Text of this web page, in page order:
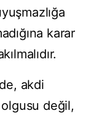
karar
akdi
değil,